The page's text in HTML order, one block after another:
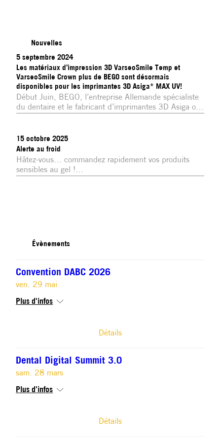
Nouvelles
5 septembre 2024
Les matériaux d’impression 3D VarseoSmile Temp et
VarseoSmile Crown plus de BEGO sont désormais
disponibles pour les imprimantes 3D Asiga* MAX UV!
Début Juin, BEGO, l’entreprise Allemande spécialiste
du dentaire et le fabricant d’imprimantes 3D Asiga ont
annoncé leur Partenariat dans le domaine de
les matériaux BEGO.
15 octobre 2025
Alerte au froid
Hâtez-vous… commandez rapidement vos produits
sensibles au gel !
Ces produits peuvent ne plus fournir le rendement
Évènements
Convention DABC 2026
ven. 29 mai
Plus d'infos
Détails
Dental Digital Summit 3.0
sam. 28 mars
Plus d'infos
Détails